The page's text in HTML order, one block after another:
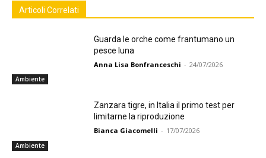
Articoli Correlati
Ambiente
Guarda le orche come frantumano un
pesce luna
Anna Lisa Bonfranceschi - 24/07/2026
Ambiente
Zanzara tigre, in Italia il primo test per
limitarne la riproduzione
Bianca Giacomelli - 17/07/2026